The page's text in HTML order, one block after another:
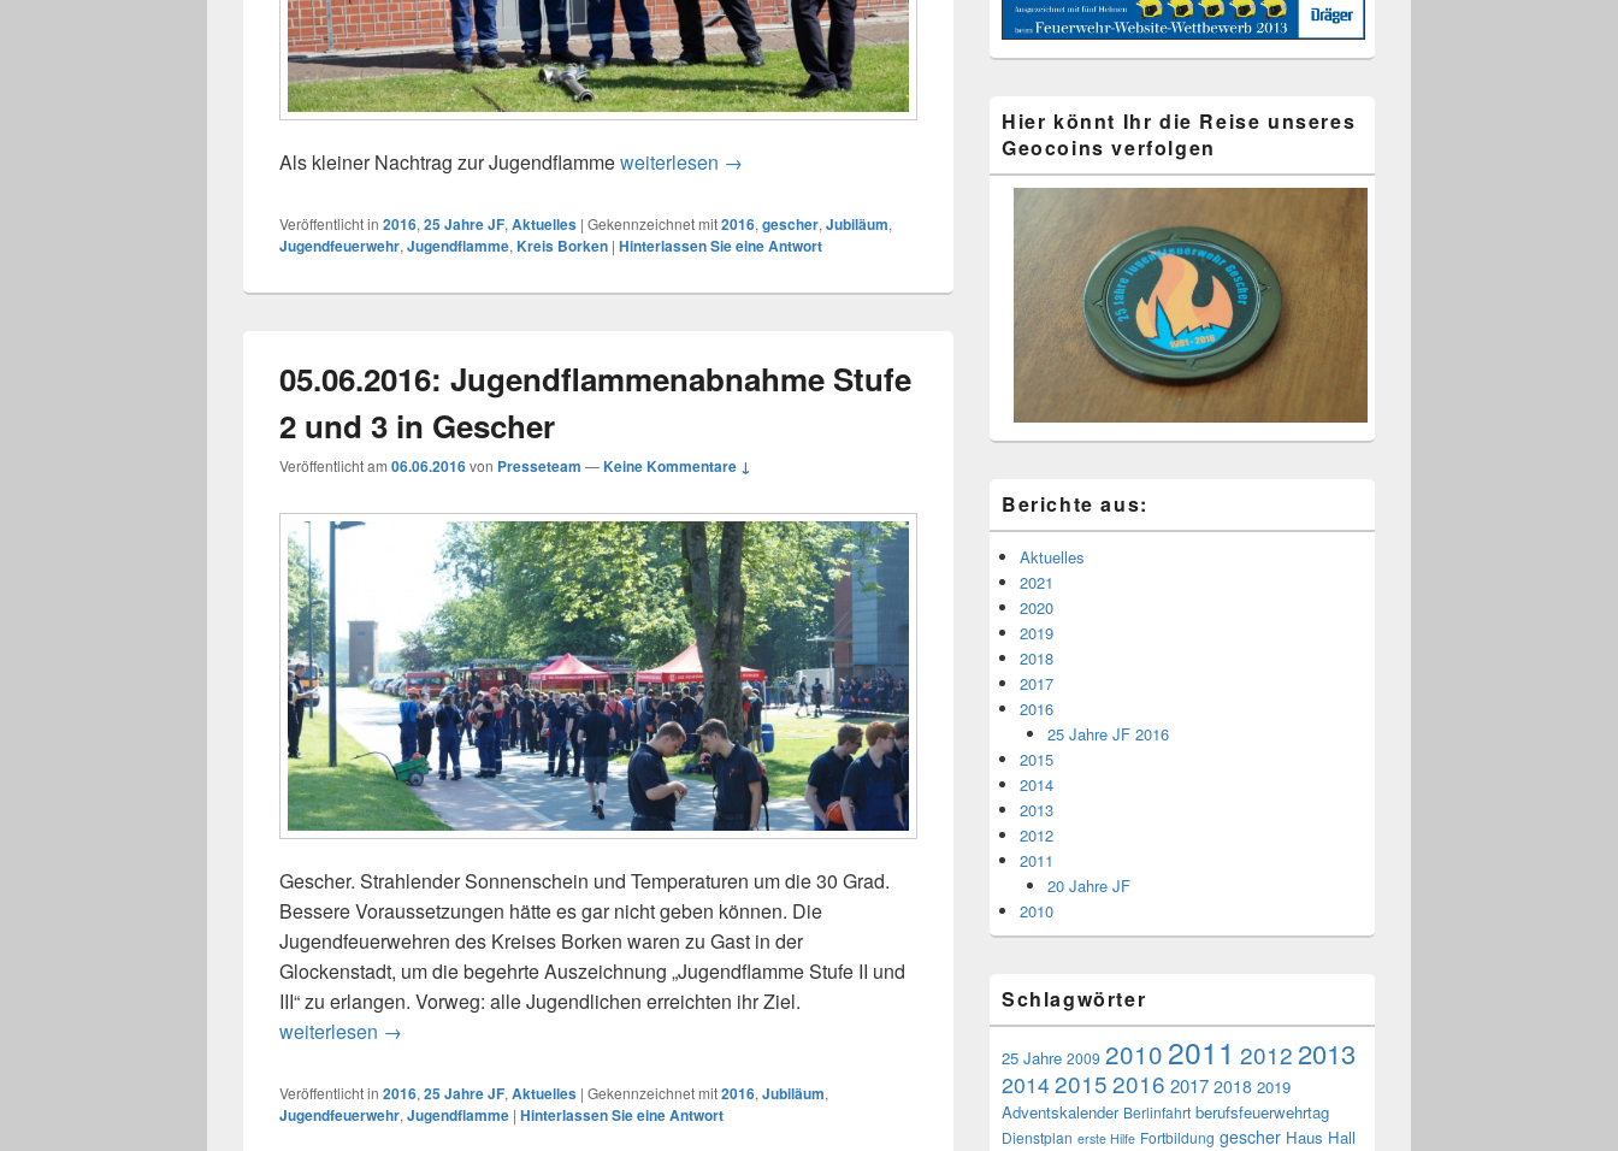
Als kleiner Nachtrag zur Jugendflammeweiterlesen 05.06.2016: Mehr Bilder von der Jugendflamme und Urkunden zum downloaden
→
Veröffentlicht in 2016, 25 Jahre JF, Aktuelles | Gekennzeichnet mit2016, gescher, Jubiläum,
Jugendfeuerwehr, Jugendflamme, Kreis Borken | Hinterlassen Sie eine Antwort
05.06.2016: Jugendflammenabnahme Stufe
2 und 3 in Gescher
Veröffentlicht am 06.06.2016von Presseteam —Keine Kommentare ↓
Gescher. Strahlender Sonnenschein und Temperaturen um die 30 Grad.
Bessere Voraussetzungen hätte es gar nicht geben können. Die
Jugendfeuerwehren des Kreises Borken waren zu Gast in der
Glockenstadt, um die begehrte Auszeichnung „Jugendflamme Stufe II und
III“ zu erlangen. Vorweg: alle Jugendlichen erreichten ihr Ziel.
weiterlesen 05.06.2016: Jugendflammenabnahme Stufe 2 und 3 in Gescher
→
Veröffentlicht in 2016, 25 Jahre JF, Aktuelles | Gekennzeichnet mit2016, Jubiläum,
Jugendfeuerwehr, Jugendflamme | Hinterlassen Sie eine Antwort
Hier könnt Ihr die Reise unseres
Geocoins verfolgen
Berichte aus:
Aktuelles
2021
2020
2019
2018
2017
2016
25 Jahre JF 2016
2015
2014
2013
2012
2011
20 Jahre JF
2010
Schlagwörter
25 Jahre 2009 2010 2011 20122013
201420152016 2017 2018 2019
Adventskalender Berlinfahrt berufsfeuerwehrtag
Dienstplan erste Hilfe Fortbildung gescher Haus Hall